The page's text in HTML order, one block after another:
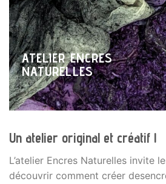
ATELIER ENCRES
NATURELLES
Un atelier original et créatif !
L’atelier Encres Naturelles invite
découvrir comment créer